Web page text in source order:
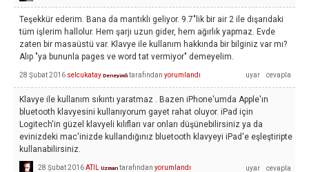
Teşekkür ederim. Bana da mantıklı geliyor. 9.7"lik bir air 2 ile dışarıdaki
tüm işlerim hallolur. Hem şarjı uzun gider, hem ağırlık yapmaz. Evde
zaten bir masaüstü var. Klavye ile kullanım hakkında bir bilginiz var mı?
Alıp "ya bununla pages ve word tat vermiyor" demeyelim.
28 Şubat 2016 selcukatay Deneyimli tarafından yorumlandı
Klavye ile kullanım sıkıntı yaratmaz . Bazen iPhone'umda Apple'ın
bluetooth klavyesini kullanıyorum gayet rahat oluyor. iPad için
Logitech'in güzel klavyeli kılıfları var onları düşünebilirsiniz ya da
evinizdeki mac'inizde kullandığınız bluetooth klavyeyi iPad'e eşleştiripte
kullanabilirsiniz.
28 Şubat 2016ATIL Uzman tarafından yorumlandı